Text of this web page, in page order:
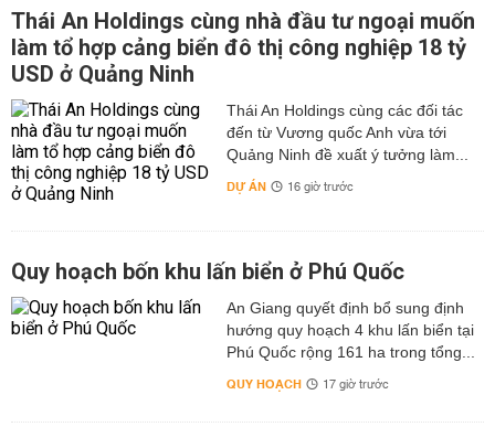
Thái An Holdings cùng nhà đầu tư ngoại muốn
làm tổ hợp cảng biển đô thị công nghiệp 18 tỷ
USD ở Quảng Ninh
Thái An Holdings cùng các đối tác
đến từ Vương quốc Anh vừa tới
Quảng Ninh đề xuất ý tưởng làm...
DỰ ÁN 16 giờ trước
Quy hoạch bốn khu lấn biển ở Phú Quốc
An Giang quyết định bổ sung định
hướng quy hoạch 4 khu lấn biển tại
Phú Quốc rộng 161 ha trong tổng...
QUY HOẠCH 17 giờ trước